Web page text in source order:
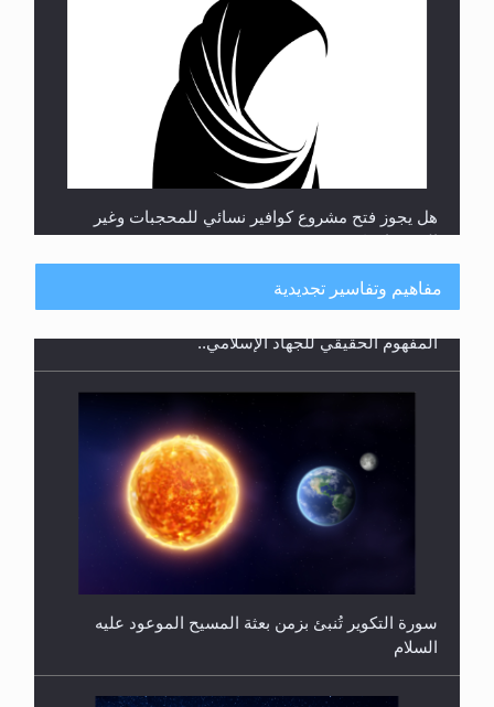
هل يجوز فتح مشروع كوافير نسائي للمحجبات وغير
فتوى أمير المؤمنين الميرزا مسرور أحمد أيده الله في
أطفال الأنابيب وتحديد جنس المولود..
مفاهيم وتفاسير تجديدية
سورة التكوير تُنبئ بزمن بعثة المسيح الموعود عليه